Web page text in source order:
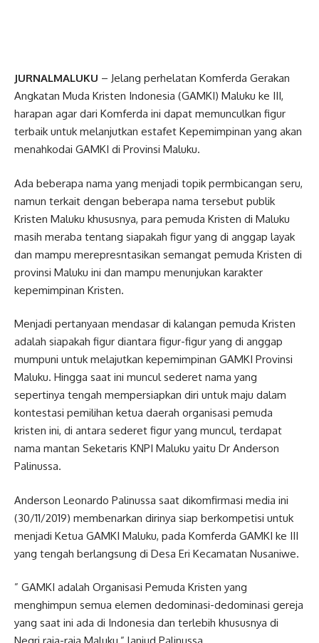
JURNALMALUKU – Jelang perhelatan Komferda Gerakan
Angkatan Muda Kristen Indonesia (GAMKI) Maluku ke III,
harapan agar dari Komferda ini dapat memunculkan figur
terbaik untuk melanjutkan estafet Kepemimpinan yang akan
menahkodai GAMKI di Provinsi Maluku.
Ada beberapa nama yang menjadi topik permbicangan seru,
namun terkait dengan beberapa nama tersebut publik
Kristen Maluku khususnya, para pemuda Kristen di Maluku
masih meraba tentang siapakah figur yang di anggap layak
dan mampu merepresntasikan semangat pemuda Kristen di
provinsi Maluku ini dan mampu menunjukan karakter
kepemimpinan Kristen.
Menjadi pertanyaan mendasar di kalangan pemuda Kristen
adalah siapakah figur diantara figur-figur yang di anggap
mumpuni untuk melajutkan kepemimpinan GAMKI Provinsi
Maluku. Hingga saat ini muncul sederet nama yang
sepertinya tengah mempersiapkan diri untuk maju dalam
kontestasi pemilihan ketua daerah organisasi pemuda
kristen ini, di antara sederet figur yang muncul, terdapat
nama mantan Seketaris KNPI Maluku yaitu Dr Anderson
Palinussa.
Anderson Leonardo Palinussa saat dikomfirmasi media ini
(30/11/2019) membenarkan dirinya siap berkompetisi untuk
menjadi Ketua GAMKI Maluku, pada Komferda GAMKI ke III
yang tengah berlangsung di Desa Eri Kecamatan Nusaniwe.
” GAMKI adalah Organisasi Pemuda Kristen yang
menghimpun semua elemen dedominasi-dedominasi gereja
yang saat ini ada di Indonesia dan terlebih khususnya di